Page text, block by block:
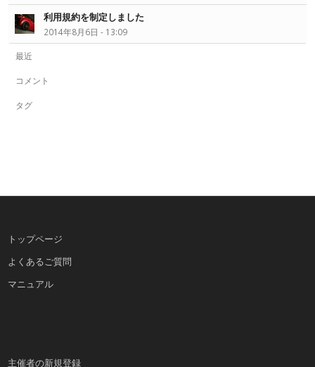
利用規約を制定しました
2014年8月6日 - 13:09
最近
コメント
タグ
トップページ
よくあるご質問
マニュアル
主催者の新規登録